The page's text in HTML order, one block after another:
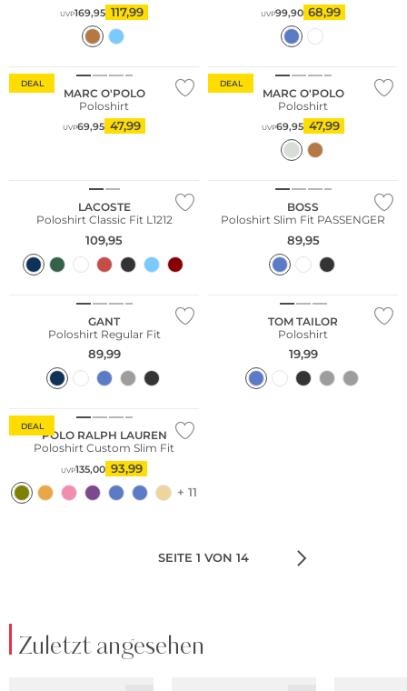
UVP169,95 117,99 UVP99,90 68,99
DEAL
MARC O'POLO
Poloshirt
UVP69,95 47,99
DEAL
MARC O'POLO
Poloshirt
UVP69,95 47,99
LACOSTE
Poloshirt Classic Fit L1212
109,95
BOSS
Poloshirt Slim Fit PASSENGER
89,95
Große Größen
GANT
Poloshirt Regular Fit
89,99
Große Größen
TOM TAILOR
Poloshirt
19,99
DEAL
POLO RALPH LAUREN
Poloshirt Custom Slim Fit
UVP135,00 93,99
+ 11
SEITE 1 VON 14
Zuletzt angesehen